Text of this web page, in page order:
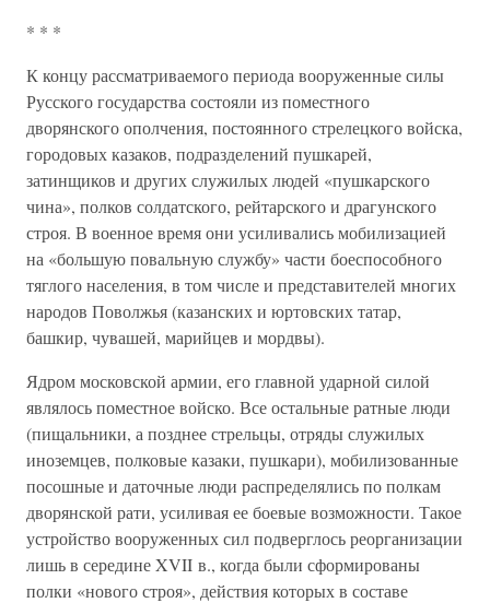
* * *
К концу рассматриваемого периода вооруженные силы
Русского государства состояли из поместного
дворянского ополчения, постоянного стрелецкого войска,
городовых казаков, подразделений пушкарей,
затинщиков и других служилых людей «пушкарского
чина», полков солдатского, рейтарского и драгунского
строя. В военное время они усиливались мобилизацией
на «большую повальную службу» части боеспособного
тяглого населения, в том числе и представителей многих
народов Поволжья (казанских и юртовских татар,
башкир, чувашей, марийцев и мордвы).
Ядром московской армии, его главной ударной силой
являлось поместное войско. Все остальные ратные люди
(пищальники, а позднее стрельцы, отряды служилых
иноземцев, полковые казаки, пушкари), мобилизованные
посошные и даточные люди распределялись по полкам
дворянской рати, усиливая ее боевые возможности. Такое
устройство вооруженных сил подверглось реорганизации
лишь в середине XVII в., когда были сформированы
полки «нового строя», действия которых в составе